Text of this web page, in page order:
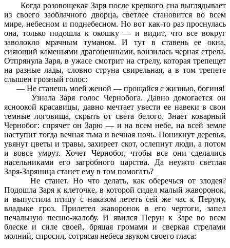
Когда розовощекая Заря после крепкого сна выглядывает
из своего заоблачного дворца, светлее становится во всем
мире, небесном и поднебесном. Но вот как-то раз проснулась
она, только подошла к окошку — и видит, что все вокруг
заволокло мрачным туманом. И тут в ставень ее окна,
сияющий каменьями драгоценными, вонзилась черная стрела.
Отпрянула Заря, в ужасе смотрит на стрелу, которая трепещет
на разные лады, словно струна свирельная, а в том трепете
слышен грозный голос:
— Не станешь моей женой — прощайся с жизнью, богиня!
Узнала Заря голос Чернобога. Давно домогается он
ясноокой красавицы, давно мечтает увести ее навеки в свои
темные логовища, скрыть от света белого. Знает коварный
Чернобог: спрячет он Зарю — и на всем небе, на всей земле
наступит тогда вечная тьма и вечная ночь. Поникнут деревья,
увянут цветы и травы, захиреет скот, ослепнут люди, а потом
и вовсе умрут. Хочет Чернобог, чтобы все они сделались
насельниками его загробного царства. Да неужто светлая
Заря-Заряница станет ему в том помогать?
Не станет. Но что делать, как оберечься от злодея?
Подошла Заря к клеточке, в которой сидел малый жаворонок,
и выпустила птицу с наказом лететь сей же час к Перуну,
владыке гроз. Прилетел жаворонок в его чертоги, запел
печальную песню-жалобу. И явился Перун к Заре во всем
блеске и силе своей, бряцая громами и сверкая стрелами
молний, спросил, сотрясая небеса звуком своего гласа: